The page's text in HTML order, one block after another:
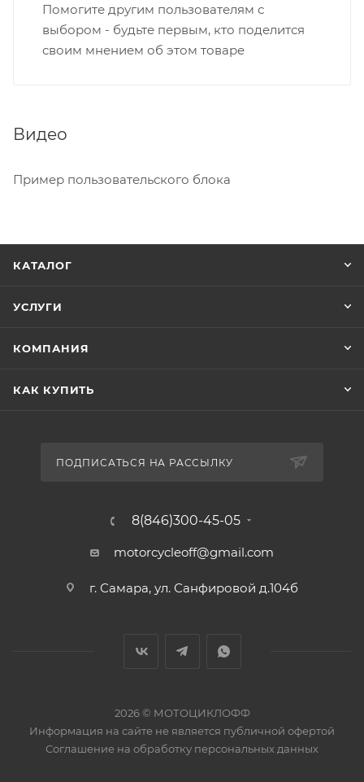
Помогите другим пользователям с
выбором - будьте первым, кто поделится
своим мнением об этом товаре
Видео
Пример пользовательского блока
КАТАЛОГ
УСЛУГИ
КОМПАНИЯ
КАК КУПИТЬ
ПОДПИСАТЬСЯ НА РАССЫЛКУ
8(846)300-45-05
motorcycleoff@gmail.com
г. Самара, ул. Санфировой д.104б
2026 © МОТОЦИКЛОФФ
Информация на сайте не является публичной офертой
Соглашение на обработку персональных данных